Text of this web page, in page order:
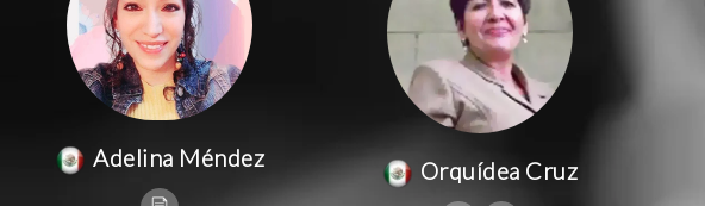
Adelina Méndez Orquídea Cruz